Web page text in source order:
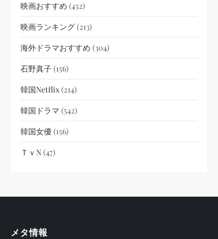
映画おすすめ (452)
映画ランキング(213)
海外ドラマおすすめ (304)
石野真子 (156)
韓国netflix(214)
韓国ドラマ (542)
韓国女優(156)
ＴｖN(47)
メタ情報